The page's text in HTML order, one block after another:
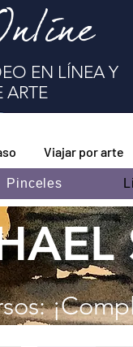
EN LÍNEA Y
ARTE
Viajar por arte
Pinceles